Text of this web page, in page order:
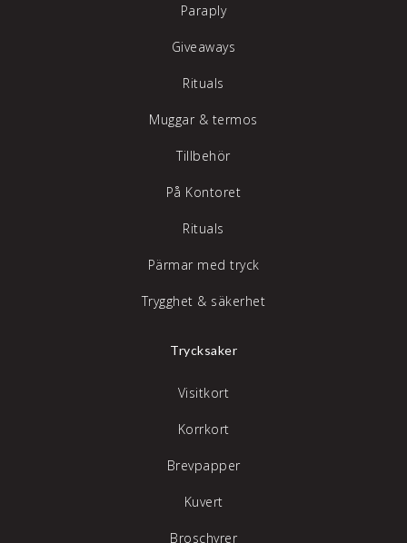
Paraply
Giveaways
Rituals
Muggar & termos
Tillbehör
På Kontoret
Rituals
Pärmar med tryck
Trygghet & säkerhet
Trycksaker
Visitkort
Korrkort
Brevpapper
Kuvert
Broschyrer